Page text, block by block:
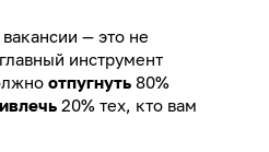
— это не
инструмент
отпугнуть 80%
20% тех, кто вам